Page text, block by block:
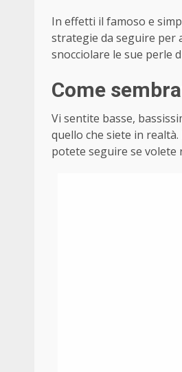
In effetti il famoso e
strategie da seguire per
snocciolare le sue perle
Come
Vi sentite basse,
quello che siete in
potete seguire se volete